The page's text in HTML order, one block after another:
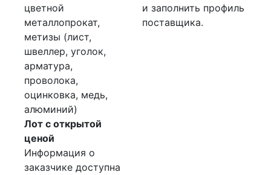
цветной
металлопрокат,
метизы (лист,
швеллер, уголок,
арматура,
проволока,
оцинковка, медь,
алюминий)
Лот с открытой
ценой
Информация о
заказчике доступна
и заполнить профиль
поставщика.